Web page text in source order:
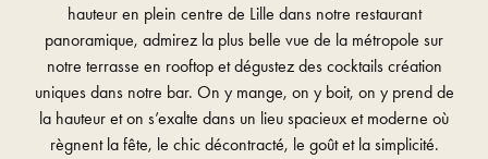
hauteur en plein centre de Lille dans notre restaurant
panoramique, admirez la plus belle vue de la métropole sur
notre terrasse en rooftop et dégustez des cocktails création
uniques dans notre bar. On y mange, on y boit, on y prend de
la hauteur et on s’exalte dans un lieu spacieux et moderne où
règnent la fête, le chic décontracté, le goût et la simplicité.